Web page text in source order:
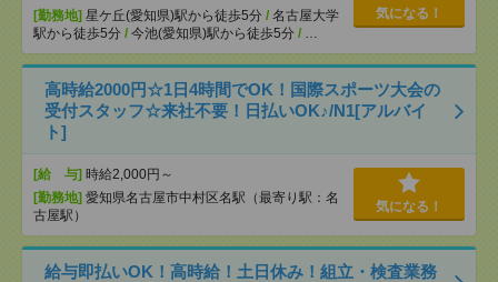
[勤務地] 星ケ丘(愛知県)駅から徒歩5分 / 名古屋大学
駅から徒歩5分 / 今池(愛知県)駅から徒歩5分 / …
気になる！
高時給2000円☆1日4時間でOK！国際スポーツ大会の
受付スタッフ☆来社不要！日払いOK♪/N1[アルバイ
ト]
[給 与] 時給2,000円～
[勤務地] 愛知県名古屋市中村区名駅（最寄り駅：名
古屋駅）
気になる！
給与即払いOK！高時給！土日休み！組立・検査業務